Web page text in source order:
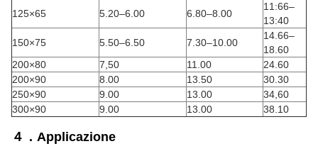
125×65
5.20–6.00 6.80–8.00
11:66–
13:40
150×75
5.50–6.50 7.30–10.00
14.66–
18.60
200×80
7,50 11.00
24.60
200×90
8.00 13.50
30.30
250×90
9.00 13.00
34,60
300×90
9.00 13.00 38.10
４．Applicazione